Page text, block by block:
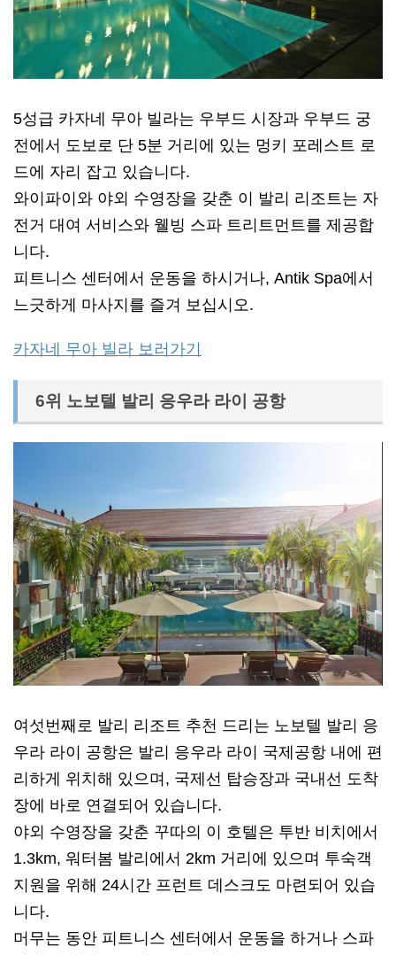
5성급 카자네 무아 빌라는 우부드 시장과 우부드 궁
전에서 도보로 단 5분 거리에 있는 멍키 포레스트 로
드에 자리 잡고 있습니다.
와이파이와 야외 수영장을 갖춘 이 발리 리조트는 자
전거 대여 서비스와 웰빙 스파 트리트먼트를 제공합
니다.
피트니스 센터에서 운동을 하시거나, Antik Spa에서
느긋하게 마사지를 즐겨 보십시오.
카자네 무아 빌라 보러가기
6위 노보텔 발리 응우라 라이 공항
여섯번째로 발리 리조트 추천 드리는 노보텔 발리 응
우라 라이 공항은 발리 응우라 라이 국제공항 내에 편
리하게 위치해 있으며, 국제선 탑승장과 국내선 도착
장에 바로 연결되어 있습니다.
야외 수영장을 갖춘 꾸따의 이 호텔은 투반 비치에서
1.3km, 워터봄 발리에서 2km 거리에 있으며 투숙객
지원을 위해 24시간 프런트 데스크도 마련되어 있습
니다.
머무는 동안 피트니스 센터에서 운동을 하거나 스파